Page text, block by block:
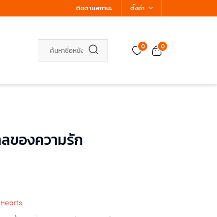
ติดตามสถานะ ตั้งค่า
0 0
ของความรัก
Hearts